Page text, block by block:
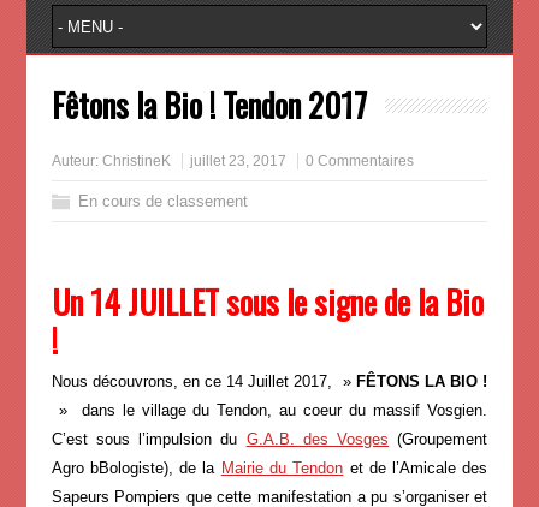
Fêtons la Bio ! Tendon 2017
Auteur: ChristineK juillet 23, 2017 0 Commentaires
En cours de classement
Un 14 JUILLET sous le signe de la Bio
!
Nous découvrons, en ce 14 Juillet 2017, » FÊTONS LA BIO !
» dans le village du Tendon, au coeur du massif Vosgien.
C’est sous l’impulsion du G.A.B. des Vosges (Groupement
Agro bBologiste), de la Mairie du Tendon et de l’Amicale des
Sapeurs Pompiers que cette manifestation a pu s’organiser et